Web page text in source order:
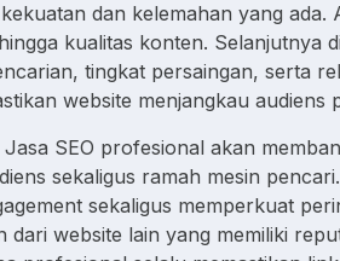
dan kelemahan yang ada.
kualitas konten. Selanjutnya
tingkat persaingan, serta
website menjangkau audiens
SEO profesional akan
sekaligus ramah mesin
sekaligus memperkuat
website lain yang memiliki